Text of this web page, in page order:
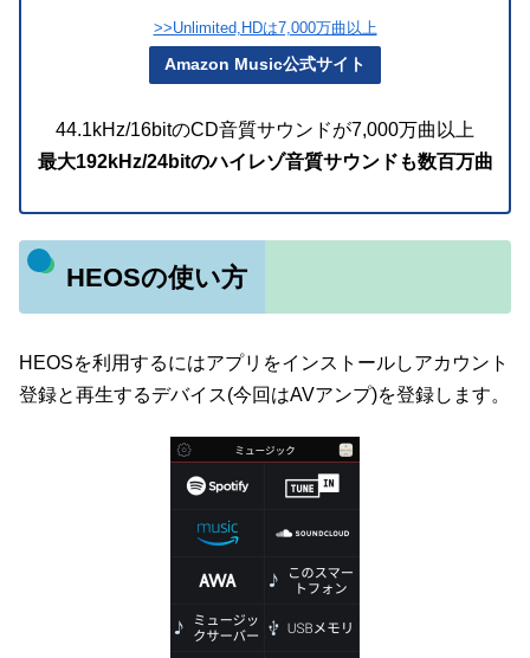
>>Unlimited,HDは7,000万曲以上
Amazon Music公式サイト
44.1kHz/16bitのCD音質サウンドが7,000万曲以上
最大192kHz/24bitのハイレゾ音質サウンドも数百万曲
HEOSの使い方
HEOSを利用するにはアプリをインストールしアカウント
登録と再生するデバイス(今回はAVアンプ)を登録します。